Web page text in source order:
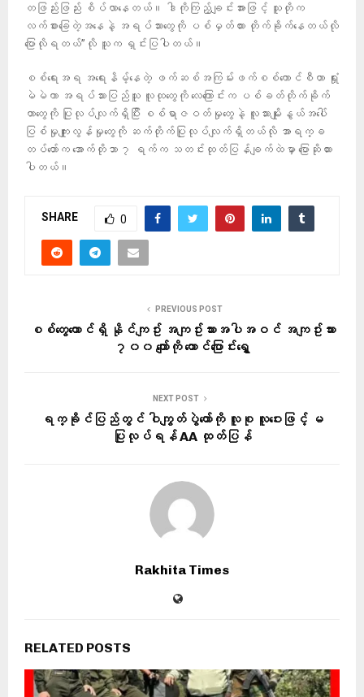
တဖြည်းဖြည်း စိပ်လာနေတယ်။ ဒါကိုကြည့်ချင်းအားဖြင့် သူတိုက
လက်စားခြေတဲ့အနေနဲ့ အရပ်သားတွေကို ပစ်မှတ်ထား တိုက်ခိုက်နေတယ်လို
ပြောလိုရတယ်”လို သူက ရှင်းပြပါတယ်။
စစ်ရေးအရ အရေးနိမ့်နေတဲ့ ဖက်ဆစ်အကြမ်းဖက်စစ်ကောင်စီဟာ ရှုံး
မဲမဲကာ အရပ်သားပြည်သူ လူထုတွေကို လေကြောင်းက ပစ်ခတ်တိုက်ခိုက်
တာတွေကို ပြုလုပ်လျက်ရှိပြီး စစ်ရာဇဝတ်မှုတွေနဲ့ လူသားမျိုးနွယ်အပေါ်
ပြစ်မှုကျူးလွန်မှုတွေကို ဆက်တိုက်ပြုလုပ်လျက်ရှိတယ်လို အာရက္ခ
တပ်တော်က အောက်တိုဘာ ၇ ရက်က သတင်းထုတ်ပြန်ချက်ထဲမှာ ပြောဆိုထား
ပါတယ်။
SHARE 0
PREVIOUS POST
စစ်တွေထောင်ရှိ နိုင်ကျဥ်း အကျဥ်းသားအပါအဝင် အကျဥ်းသား
၇၀၀ ကျော်ကို ထောင်ပြောင်းရွှေ့
NEXT POST
ရက္ခိုင်ပြည်တွင် ဝါကျွတ်ပွဲတော်ကို လူစု လူဝေးဖြင့် မ
ပြုလုပ်ရန် AA ထုတ်ပြန်
Rakhita Times
RELATED POSTS